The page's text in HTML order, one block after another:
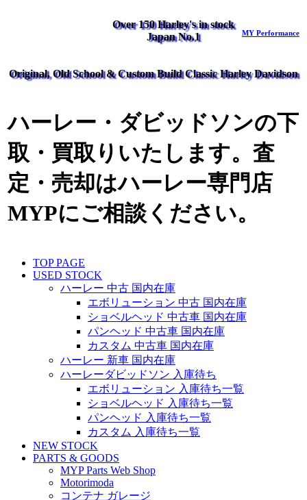
Over 150 Harley's in stock
Japan No.1
MY Performance
Original, Old School & Custom Build Classic Harley Davidson
ハーレー・ダビッドソンの下
取・買取りいたします。査
定・売却はハーレー専門店
MYPにご相談ください。
TOP PAGE
USED STOCK
ハーレー 中古 国内在庫
エボリューション 中古 国内在庫
ショベルヘッド 中古車 国内在庫
パンヘッド 中古車 国内在庫
カスタム 中古車 国内在庫
ハーレー 新車 国内在庫
ハーレーダビッドソン 入庫待ち
エボリューション 入庫待ち一覧
ショベルヘッド 入庫待ち一覧
パンヘッド 入庫待ち一覧
カスタム 入庫待ち一覧
NEW STOCK
PARTS & GOODS
MYP Parts Web Shop
Motorimoda
コンテナ ガレージ